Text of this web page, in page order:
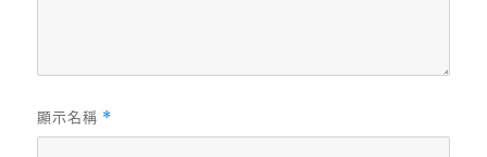
顯示名稱 *